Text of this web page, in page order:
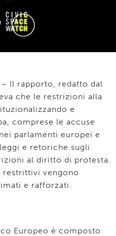
Il rapporto, redatto dal
che le restrizioni alla
e
comprese le accuse
parlamenti europei e
e retoriche sugli
al diritto di protesta.
restrittivi vengono
e rafforzati.
Europeo è composto